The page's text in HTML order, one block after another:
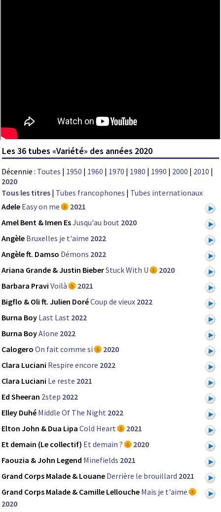
Les 36 tubes «Variété» des années 2020
Décennie : Toutes | 1950 | 1960 | 1970 | 1980 | 1990 | 2000 | 2010 |
2020
Tous les titres | Tubes francophones | Tubes internationaux
Adele Easy on me
2021
Amel Bent & Imen EsJusqu'au bout 2020
Angèle Bruxelles je t'aime 2022
Angèle ft. Damso Démons 2022
Ariana Grande & Justin BieberStuck With U
2020
Barbara Pravi Voilà
2021
Bigflo & Oli ft. Julien DoréCoup de vieux 2022
Burna Boy Last Last 2022
Burna BoyAlone 2022
Calogero On fait comme si
2020
Clara Luciani Respire encore 2022
Clara Luciani Le reste 2021
Ed Sheeran 2step 2022
Elley Duhé Middle Of The Night 2022
Elton John & Dua Lipa Cold Heart
2021
Et demain (Le collectif) Et demain ?
2020
Faouzia & John Legend Minefields 2021
Grand Corps Malade & Louane Derrière le brouillard 2021
Grand Corps Malade & Camille Lellouche Mais je t'aime
2020